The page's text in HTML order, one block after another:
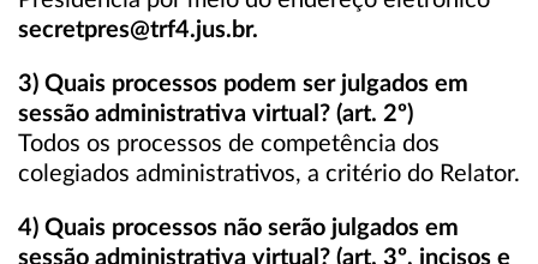
secretpres@trf4.jus.br.
3) Quais processos podem ser julgados em
sessão administrativa virtual? (art. 2º)
Todos os processos de competência dos
colegiados administrativos, a critério do Relator.
4) Quais processos não serão julgados em
sessão administrativa virtual? (art. 3º, incisos e